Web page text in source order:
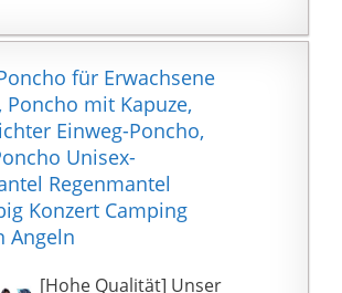
✅【PREMIUMMATERIAL
】- Aus 100
{db479ba553e5f652576
3d2da9e49f3b2761bf61
9a6aa573b4cf7f6c63231
31b4} leichtem
Polyestergewebe.
Atmungsaktiv und
langlebig.
Wiederverwendbar und
für Erwachsene
Poncho mit Kapuze,
Einweg-Poncho,
Unisex-
Regenmantel
Konzert Camping
Angeln
[Hohe Qualität] Unser